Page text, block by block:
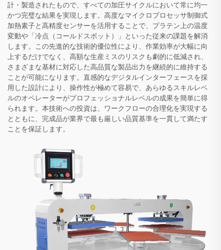
計・製造されたもので、すべての加圧サイクルにおいて常に均一
かつ完璧な結果を実現します。高度なマイクロプロセッサ制御式
加熱素子と高精度センサーを活用することで、プラテン上の温度
変動や「冷点（コールドスポット）」といった従来の課題を解消
します。この先進的な技術的優位性により、作業効率が大幅に向
上するだけでなく、高額な生産ミスのリスクも劇的に低減され、
さまざまな基材に対応した高品質な製品出力を継続的に維持する
ことが可能になります。直感的なデジタルインターフェースを採
用した設計により、操作性が極めて容易で、あらゆるスキルレベ
ルのオペレーターがプロフェッショナルレベルの成果を簡単に得
られます。本技術への投資は、ワークフローの合理化を実現する
とともに、完成品が業界で最も厳しい品質基準を一貫して満たす
ことを保証します。